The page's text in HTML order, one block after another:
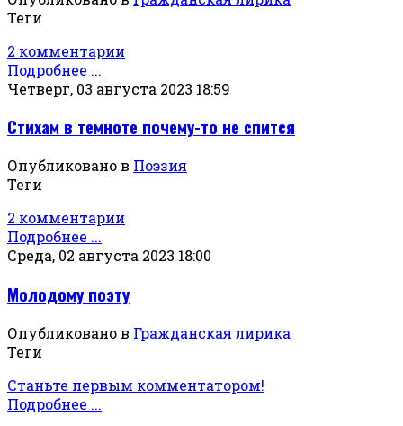
Теги
2 комментарии
Подробнее ...
Четверг, 03 августа 2023 18:59
Стихам в темноте почему-то не спится
Опубликовано в Поэзия
Теги
2 комментарии
Подробнее ...
Среда, 02 августа 2023 18:00
Молодому поэту
Опубликовано в Гражданская лирика
Теги
Станьте первым комментатором!
Подробнее ...